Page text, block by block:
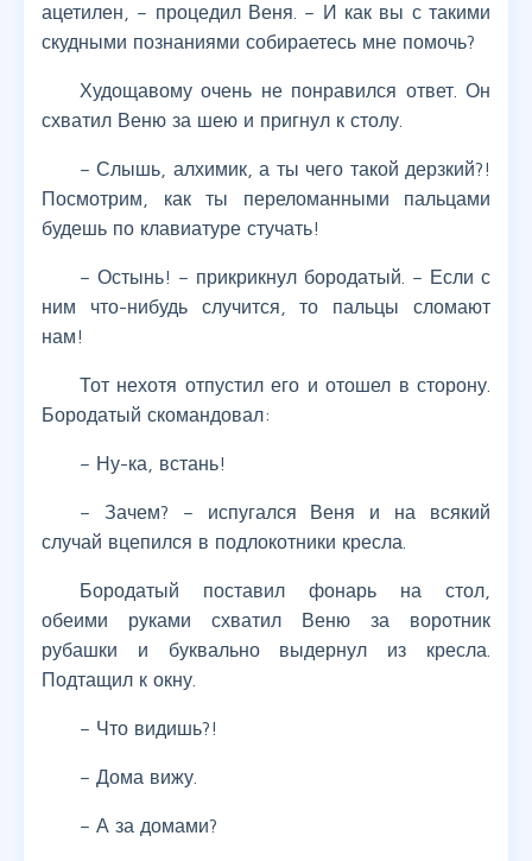
ацетилен, – процедил Веня. – И как вы с такими
скудными познаниями собираетесь мне помочь?
Худощавому очень не понравился ответ. Он
схватил Веню за шею и пригнул к столу.
– Слышь, алхимик, а ты чего такой дерзкий?!
Посмотрим, как ты переломанными пальцами
будешь по клавиатуре стучать!
– Остынь! – прикрикнул бородатый. – Если с
ним что-нибудь случится, то пальцы сломают
нам!
Тот нехотя отпустил его и отошел в сторону.
Бородатый скомандовал:
– Ну-ка, встань!
– Зачем? – испугался Веня и на всякий
случай вцепился в подлокотники кресла.
Бородатый поставил фонарь на стол,
обеими руками схватил Веню за воротник
рубашки и буквально выдернул из кресла.
Подтащил к окну.
– Что видишь?!
– Дома вижу.
– А за домами?